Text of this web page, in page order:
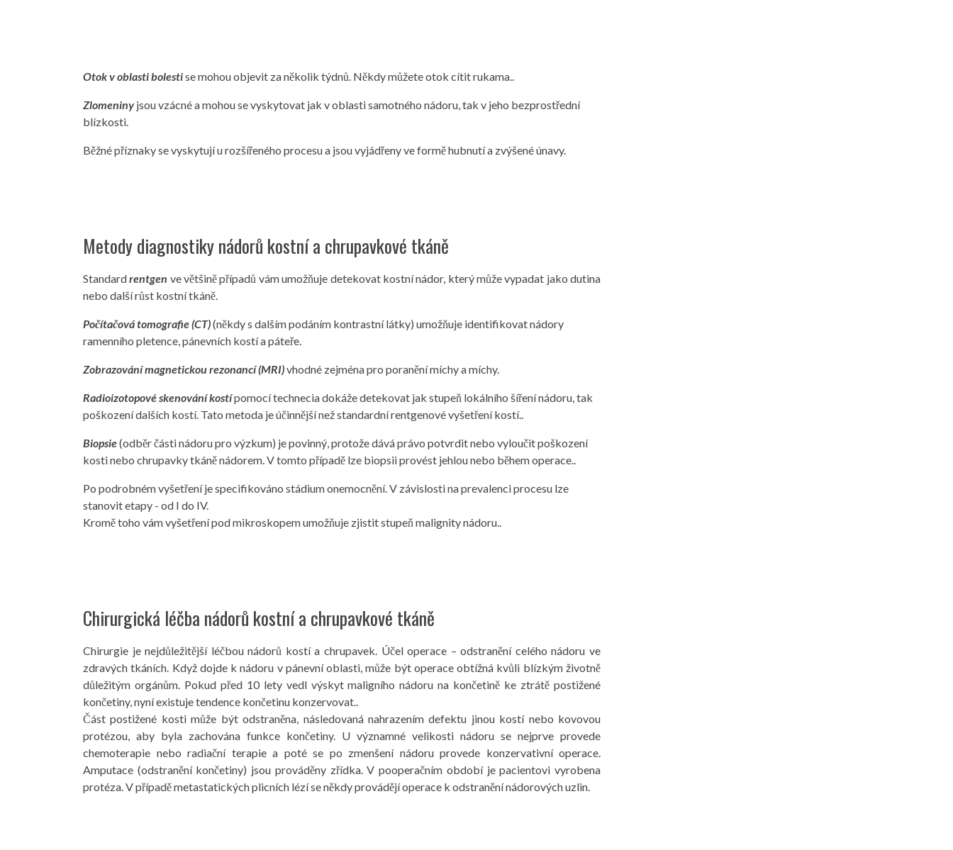
Otok v oblasti bolestise mohou objevit za několik týdnů. Někdy můžete otok cítit rukama..
Zlomeninyjsou vzácné a mohou se vyskytovat jak v oblasti samotného nádoru, tak v jeho bezprostřední
blízkosti.
Běžné příznaky se vyskytují u rozšířeného procesu a jsou vyjádřeny ve formě hubnutí a zvýšené únavy.
Metody diagnostiky nádorů kostní a chrupavkové tkáně
Standardrentgen ve většině případů vám umožňuje detekovat kostní nádor, který může vypadat jako dutina
nebo další růst kostní tkáně.
Počítačová tomografie (CT)(někdy s dalším podáním kontrastní látky) umožňuje identifikovat nádory
ramenního pletence, pánevních kostí a páteře.
Zobrazování magnetickou rezonancí (MRI)vhodné zejména pro poranění míchy a míchy.
Radioizotopové skenování kostípomocí technecia dokáže detekovat jak stupeň lokálního šíření nádoru, tak
poškození dalších kostí. Tato metoda je účinnější než standardní rentgenové vyšetření kostí..
Biopsie(odběr části nádoru pro výzkum) je povinný, protože dává právo potvrdit nebo vyloučit poškození
kosti nebo chrupavky tkáně nádorem. V tomto případě lze biopsii provést jehlou nebo během operace..
Po podrobném vyšetření je specifikováno stádium onemocnění. V závislosti na prevalenci procesu lze
stanovit etapy - od I do IV.
Kromě toho vám vyšetření pod mikroskopem umožňuje zjistit stupeň malignity nádoru..
Chirurgická léčba nádorů kostní a chrupavkové tkáně
Chirurgie je nejdůležitější léčbou nádorů kostí a chrupavek. Účel operace – odstranění celého nádoru ve
zdravých tkáních. Když dojde k nádoru v pánevní oblasti, může být operace obtížná kvůli blízkým životně
důležitým orgánům. Pokud před 10 lety vedl výskyt maligního nádoru na končetině ke ztrátě postižené
končetiny, nyní existuje tendence končetinu konzervovat..
Část postižené kosti může být odstraněna, následovaná nahrazením defektu jinou kostí nebo kovovou
protézou, aby byla zachována funkce končetiny. U významné velikosti nádoru se nejprve provede
chemoterapie nebo radiační terapie a poté se po zmenšení nádoru provede konzervativní operace.
Amputace (odstranění končetiny) jsou prováděny zřídka. V pooperačním období je pacientovi vyrobena
protéza. V případě metastatických plicních lézí se někdy provádějí operace k odstranění nádorových uzlin.